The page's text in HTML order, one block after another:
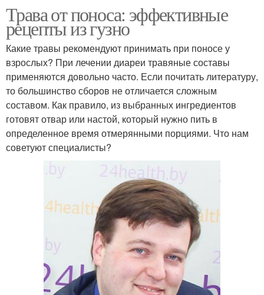
Трава от поноса: эффективные
рецепты из гузно
Какие травы рекомендуют принимать при поносе у
взрослых? При лечении диареи травяные составы
применяются довольно часто. Если почитать литературу,
то большинство сборов не отличается сложным
составом. Как правило, из выбранных ингредиентов
готовят отвар или настой, который нужно пить в
определенное время отмерянными порциями. Что нам
советуют специалисты?